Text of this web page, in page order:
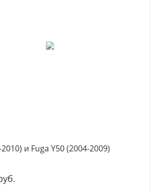
и Fuga Y50 (2004-2009)